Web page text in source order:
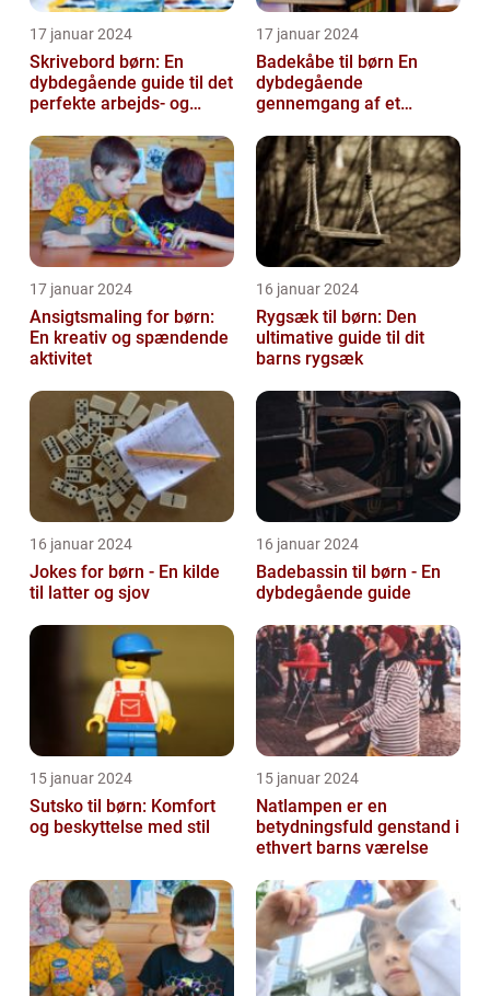
17 januar 2024
Skrivebord børn: En
dybdegående guide til det
perfekte arbejds- og
17 januar 2024
Badekåbe til børn En
dybdegående
gennemgang af et
børnetøj
17 januar 2024
Ansigtsmaling for børn:
En kreativ og spændende
aktivitet
16 januar 2024
Rygsæk til børn: Den
ultimative guide til dit
barns rygsæk
16 januar 2024
Jokes for børn - En kilde
til latter og sjov
16 januar 2024
Badebassin til børn - En
dybdegående guide
15 januar 2024
Sutsko til børn: Komfort
og beskyttelse med stil
15 januar 2024
Natlampen er en
betydningsfuld genstand i
ethvert barns værelse